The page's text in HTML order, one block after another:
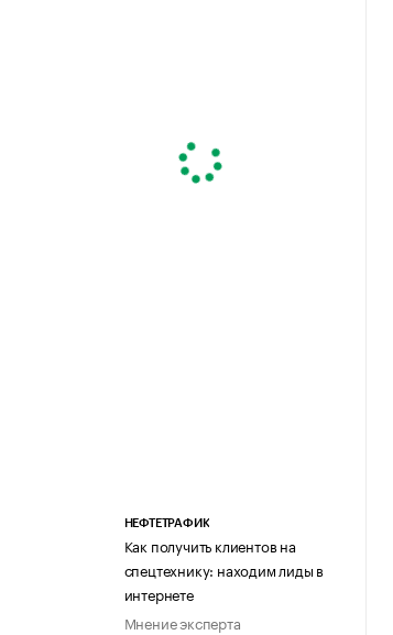
НЕФТЕТРАФИК
Как получить клиентов на
спецтехнику: находим лиды в
интернете
Мнение эксперта